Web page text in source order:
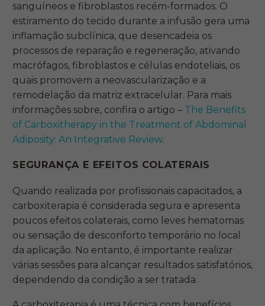
sanguíneos e fibroblastos recém-formados. O
estiramento do tecido durante a infusão gera uma
inflamação subclínica, que desencadeia os
processos de reparação e regeneração, ativando
macrófagos, fibroblastos e células endoteliais, os
quais promovem a neovascularização e a
remodelação da matriz extracelular. Para mais
informações sobre, confira o artigo – The Benefits
of Carboxitherapy in the Treatment of Abdominal
Adiposity: An Integrative Review.
SEGURANÇA E EFEITOS COLATERAIS
Quando realizada por profissionais capacitados, a
carboxiterapia é considerada segura e apresenta
poucos efeitos colaterais, como leves hematomas
ou sensação de desconforto temporário no local
da aplicação. No entanto, é importante realizar
várias sessões para alcançar resultados satisfatórios,
dependendo da condição a ser tratada.